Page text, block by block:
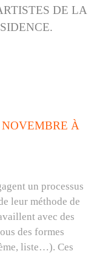
DE LA
À
un processus
leur méthode de
avec des
des formes
liste…). Ces